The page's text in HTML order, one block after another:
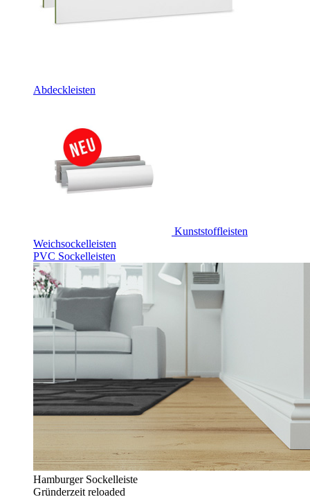
Abdeckleisten
Kunststoffleisten
Weichsockelleisten
PVC Sockelleisten
Hamburger Sockelleiste
Gründerzeit reloaded